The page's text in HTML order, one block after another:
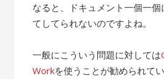
なると、ドキュメント一個一
てしてられないのですよね。
一般にこういう問題に対しては
Workを使うことが勧められて